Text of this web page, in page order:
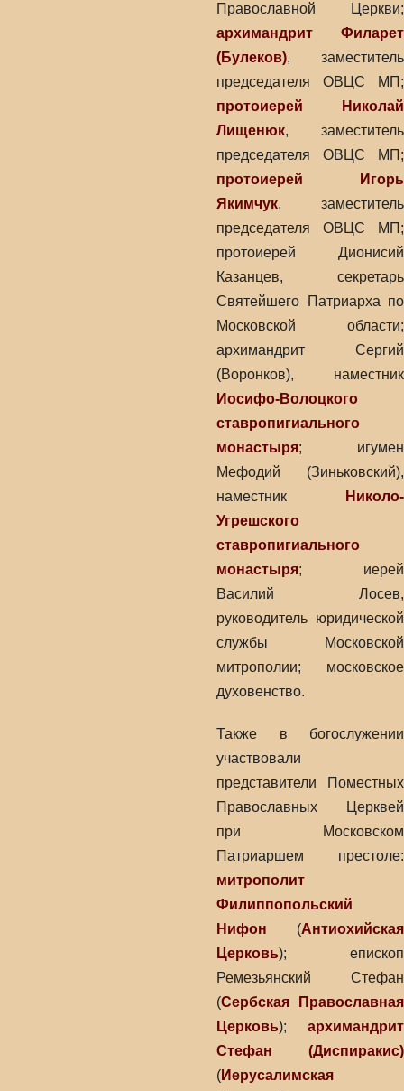
Православной Церкви;
архимандрит Филарет
(Булеков), заместитель
председателя ОВЦС МП;
протоиерей Николай
Лищенюк, заместитель
председателя ОВЦС МП;
протоиерей Игорь
Якимчук, заместитель
председателя ОВЦС МП;
протоиерей Дионисий
Казанцев, секретарь
Святейшего Патриарха по
Московской области;
архимандрит Сергий
(Воронков), наместник
Иосифо-Волоцкого
ставропигиального
монастыря; игумен
Мефодий (Зиньковский),
наместник
Николо-
Угрешского
ставропигиального
монастыря; иерей
Василий Лосев,
руководитель юридической
службы Московской
митрополии; московское
духовенство.
Также в богослужении
участвовали
представители Поместных
Православных Церквей
при Московском
Патриаршем престоле:
митрополит
Филиппопольский
Нифон (Антиохийская
Церковь); епископ
Ремезьянский Стефан
(Сербская Православная
Церковь); архимандрит
Стефан (Диспиракис)
(Иерусалимская